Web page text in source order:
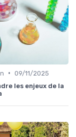
• 09/11/2025
les enjeux de la